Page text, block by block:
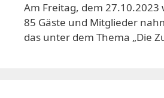
Am Freitag, dem 27.10.2023
85 Gäste und Mitglieder
das unter dem Thema „Die